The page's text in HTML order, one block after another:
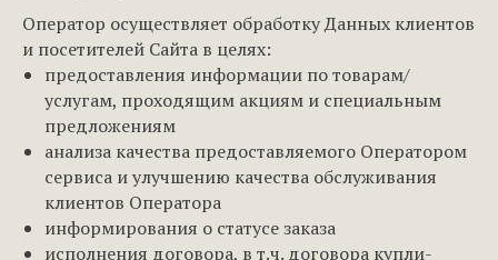
Оператор осуществляет обработку Данных клиентов
и посетителей Сайта в целях:
предоставления информации по товарам/
услугам, проходящим акциям и специальным
предложениям
анализа качества предоставляемого Оператором
сервиса и улучшению качества обслуживания
клиентов Оператора
информирования о статусе заказа
исполнения договора, в т.ч. договора купли-